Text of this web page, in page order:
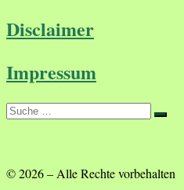
Disclaimer
Impressum
Suche
Suche
© 2026– Alle Rechte vorbehalten